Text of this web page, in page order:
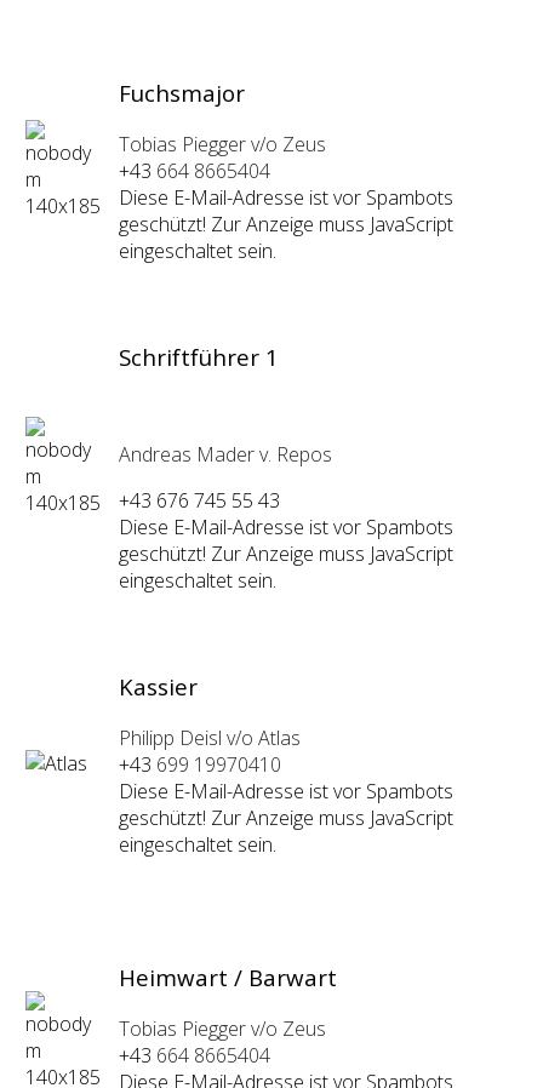
Fuchsmajor
Tobias Piegger v/o Zeus
+43 664 8665404
Diese E-Mail-Adresse ist vor Spambots
geschützt! Zur Anzeige muss JavaScript
eingeschaltet sein.
Schriftführer 1
Andreas Mader v. Repos
+43 676 745 55 43
Diese E-Mail-Adresse ist vor Spambots
geschützt! Zur Anzeige muss JavaScript
eingeschaltet sein.
Kassier
Philipp Deisl v/o Atlas
+43 699 19970410
Diese E-Mail-Adresse ist vor Spambots
geschützt! Zur Anzeige muss JavaScript
eingeschaltet sein.
Heimwart / Barwart
Tobias Piegger v/o Zeus
+43 664 8665404
Diese E-Mail-Adresse ist vor Spambots